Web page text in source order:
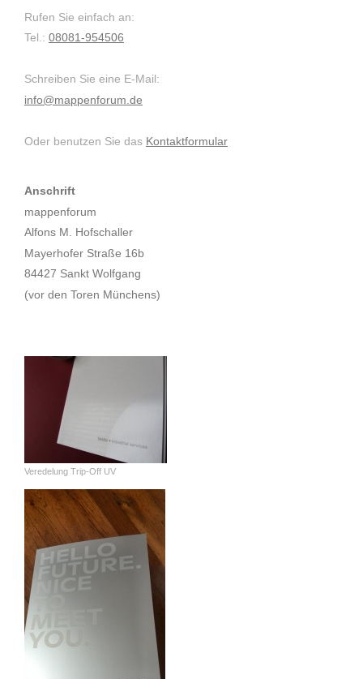
Rufen Sie einfach an:
Tel.: 08081-954506
Schreiben Sie eine E-Mail:
info@mappenforum.de
Oder benutzen Sie das Kontaktformular
Anschrift
mappenforum
Alfons M. Hofschaller
Mayerhofer Straße 16b
84427 Sankt Wolfgang
(vor den Toren Münchens)
Veredelung Trip-Off UV